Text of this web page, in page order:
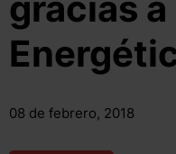
08 de febrero, 2018